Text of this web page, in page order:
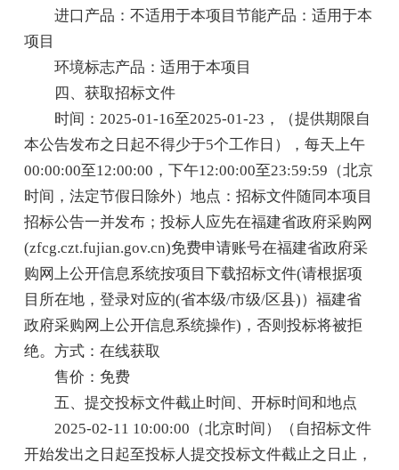
进口产品：不适用于本项目节能产品：适用于本
项目
环境标志产品：适用于本项目
四、获取招标文件
时间：2025-01-16至2025-01-23，（提供期限自
本公告发布之日起不得少于5个工作日），每天上午
00:00:00至12:00:00，下午12:00:00至23:59:59（北京
时间，法定节假日除外）地点：招标文件随同本项目
招标公告一并发布；投标人应先在福建省政府采购网
(zfcg.czt.fujian.gov.cn)免费申请账号在福建省政府采
购网上公开信息系统按项目下载招标文件(请根据项
目所在地，登录对应的(省本级/市级/区县)）福建省
政府采购网上公开信息系统操作)，否则投标将被拒
绝。方式：在线获取
售价：免费
五、提交投标文件截止时间、开标时间和地点
2025-02-11 10:00:00（北京时间）（自招标文件
开始发出之日起至投标人提交投标文件截止之日止，